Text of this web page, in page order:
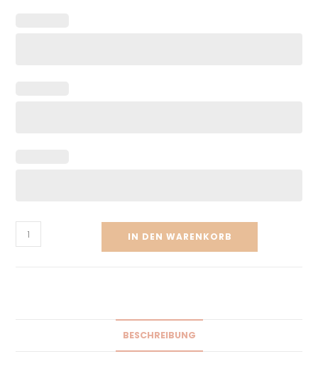
IN DEN WARENKORB
BESCHREIBUNG